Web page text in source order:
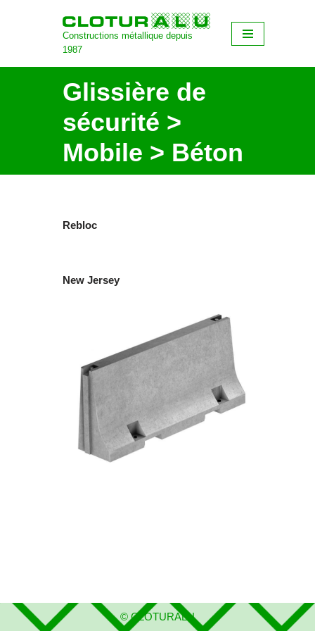
Constructions métallique depuis
1987
Glissière de
sécurité >
Mobile > Béton
Rebloc
New Jersey
©CLOTURALU